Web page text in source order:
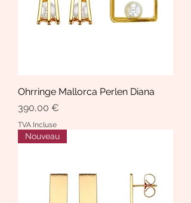
Ohrringe Mallorca Perlen Diana
Prix
390,00 €
TVA Incluse
Nouveau